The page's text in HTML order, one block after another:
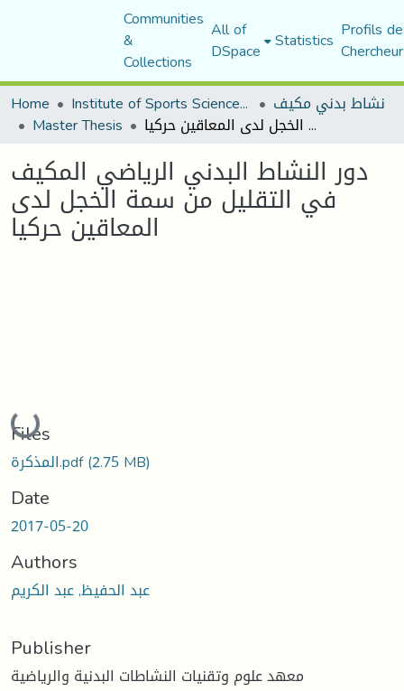
Communities
&
Collections
All of
DSpace Statistics Profils
Home
Institute of Sports Sciences and Techniques نشاط بدني مكيف
Master Thesis دور النشاط البدني الرياضي المكيف في التقليل من سمة الخجل لدى المعاقين حركيا
دور النشاط البدني الرياضي المكيف
في التقليل من سمة الخجل لدى
المعاقين حركيا
Loading...
Files
المذكرة.pdf(2.75 MB)
Date
2017-05-20
Authors
عبد الحفيظ, عبد الكريم
Publisher
معهد علوم وتقنيات النشاطات البدنية والرياضية